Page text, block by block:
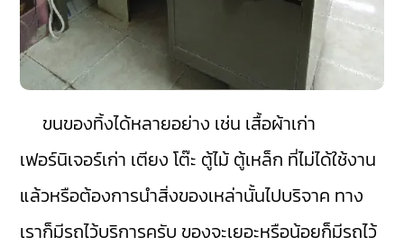
ขนของทิ้งได้หลายอย่าง เช่น เสื้อผ้าเก่า
เฟอร์นิเจอร์เก่า เตียง โต๊ะ ตู้ไม้ ตู้เหล็ก ที่ไม่ได้ใช้งาน
แล้วหรือต้องการนำสิ่งของเหล่านั้นไปบริจาค ทาง
เราก็มีรถไว้บริการครับ ของจะเยอะหรือน้อยก็มีรถไว้